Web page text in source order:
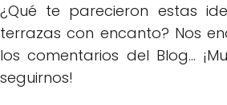
¿Qué te parecieron estas
terrazas con encanto? Nos
los comentarios del Blog...
seguirnos!